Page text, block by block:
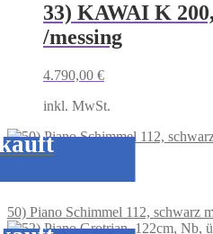
33) KAWAI K
/messing
4.790,00 €
inkl. MwSt.
50) Piano Schimmel 112, schwarz